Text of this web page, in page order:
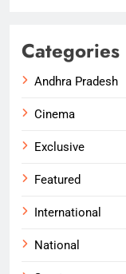
Categories
Andhra Pradesh
Cinema
Exclusive
Featured
International
National